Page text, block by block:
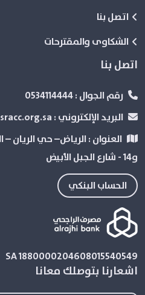
اتصل بنا
الشكاوى والمقترحات
اتصل بنا
رقم الجوال :
البريد الإلكتروني :
العنوان :
و14 - شارع الجبل الأبيض
الحساب البنكي
SA 1880000204608015540549
اشعارنا بتوصلك معانا